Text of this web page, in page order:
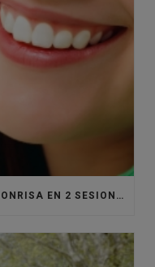
CARILLAS LUMINEERS: NUEVA SONRISA EN 2 SESIONES Y SIN ANESTESIA